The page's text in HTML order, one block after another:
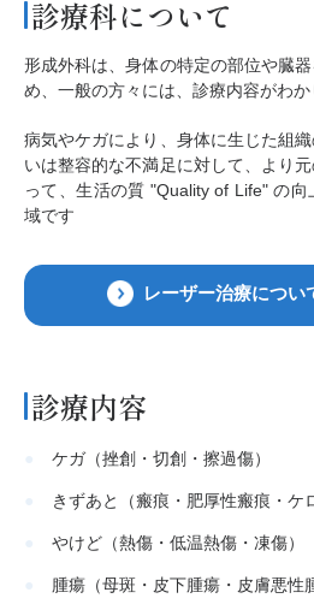
診療科について
形成外科は、身体の特定の部位や臓
め、一般の方々には、診療内容がわか
病気やケガにより、身体に生じた組
いは整容的な不満足に対して、より
って、生活の質 "Quality of Life" の
域です
レーザー治療につい
診療内容
ケガ（挫創・切創・擦過傷）
きずあと（瘢痕・肥厚性瘢痕・ケ
やけど（熱傷・低温熱傷・凍傷）
腫瘍（母斑・皮下腫瘍・皮膚悪性